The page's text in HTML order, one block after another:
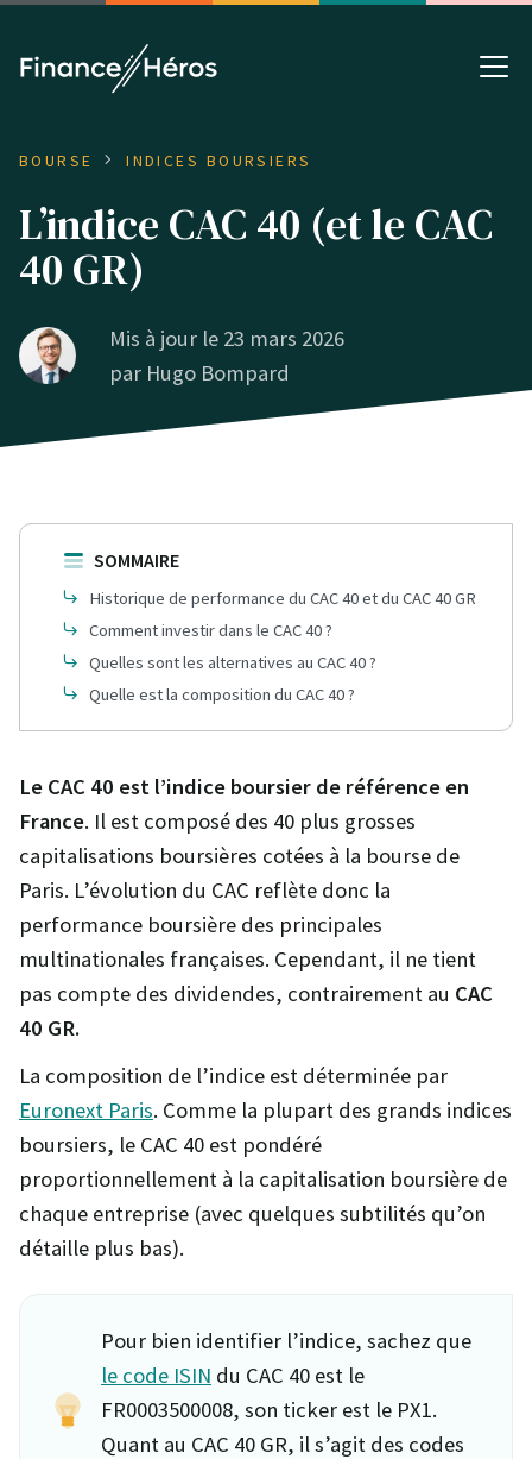
BOURSE INDICES BOURSIERS
L’indice CAC 40 (et le CAC
40 GR)
Mis à jour le 23 mars 2026
par Hugo Bompard
SOMMAIRE
Historique de performance du CAC 40 et du CAC 40 GR
Comment investir dans le CAC 40 ?
Quelles sont les alternatives au CAC 40 ?
Quelle est la composition du CAC 40 ?
Le CAC 40 est l’indice boursier de référence en
France. Il est composé des 40 plus grosses
capitalisations boursières cotées à la bourse de
Paris. L’évolution du CAC reflète donc la
performance boursière des principales
multinationales françaises. Cependant, il ne tient
pas compte des dividendes, contrairement au CAC
40 GR.
La composition de l’indice est déterminée par
Euronext Paris. Comme la plupart des grands indices
boursiers, le CAC 40 est pondéré
proportionnellement à la capitalisation boursière de
chaque entreprise (avec quelques subtilités qu’on
détaille plus bas).
Pour bien identifier l’indice, sachez que
le code ISIN du CAC 40 est le
FR0003500008, son ticker est le PX1.
Quant au CAC 40 GR, il s’agit des codes